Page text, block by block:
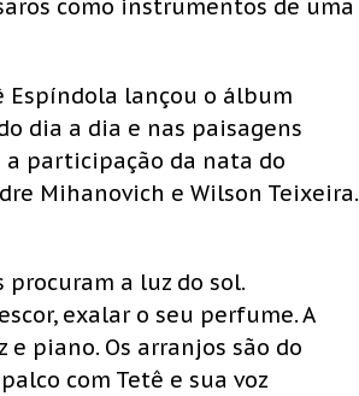
como instrumentos de uma
Espíndola lançou o álbum
dia a dia e nas paisagens
a participação da nata do
Mihanovich e Wilson Teixeira.
procuram a luz do sol.
exalar o seu perfume. A
piano. Os arranjos são do
com Tetê e sua voz